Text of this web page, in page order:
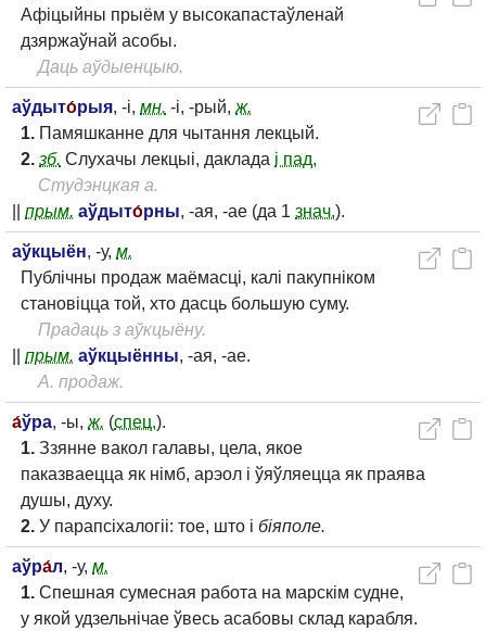
Афіцыйны прыём у высокапастаўленай
дзяржаўнай асобы.
Даць аўдыенцыю.
аўдыто́рыя, -і, мн. -і, -рый, ж.
1. Памяшканне для чытання лекцый.
2. зб. Слухачы лекцыі, даклада і пад.
Студэнцкая а.
прым. аўдыто́рны, -ая, -ае (да 1 знач.).
аўкцыён, -у, м.
Публічны продаж маёмасці, калі пакупніком
становіцца той, хто дасць большую суму.
Прадаць з аўкцыёну.
прым. аўкцыённы, -ая, -ае.
А. продаж.
а́ўра, -ы, ж. (спец.).
1. Ззянне вакол галавы, цела, якое
паказваецца як німб, арэол і ўяўляецца як праява
душы, духу.
2. У парапсіхалогіі: тое, што і біяполе.
аўра́л, -у, м.
1. Спешная сумесная работа на марскім судне,
у якой удзельнічае ўвесь асабовы склад карабля.